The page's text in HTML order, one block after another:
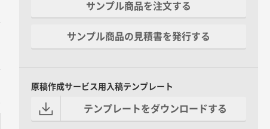
サンプル商品を注文する
サンプル商品の見積書を発行する
原稿作成サービス用入稿テンプレート
テンプレートをダウンロードする